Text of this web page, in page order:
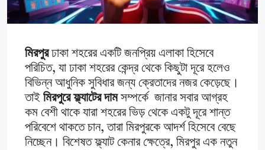
মিরপুরঢাকা শহরের একটি জনপ্রিয় এলাকা হিসেবে
পরিচিত, যা ঢাকা শহরের কেন্দ্র থেকে কিছুটা দূরে হলেও
বিভিন্ন আধুনিক সুবিধার জন্য ক্রেতাদের নজর কেড়েছে।
তাই মিরপুরে ফ্ল্যাটের দামসম্পর্কে জানার সবার আগ্রহ
কম বেশী থাকে যারা শহরের ভিড় থেকে একটু দূরে শান্ত
পরিবেশে থাকতে চান, তারা মিরপুরকে আদর্শ হিসেবে বেছে
নিচ্ছেন। বিশেষত ফ্ল্যাট কেনার ক্ষেত্রে, মিরপুর এক নতুন